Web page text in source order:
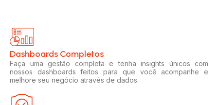
Dashboards Completos​​
Faça uma gestão completa e tenha insights únicos com
nossos dashboards feitos para que você acompanhe e
melhore seu negócio através de dados.